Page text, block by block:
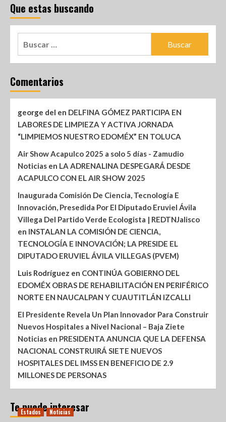
Que estas buscando
Comentarios
george del en DELFINA GÓMEZ PARTICIPA EN
LABORES DE LIMPIEZA Y ACTIVA JORNADA
“LIMPIEMOS NUESTRO EDOMÉX” EN TOLUCA
Air Show Acapulco 2025 a solo 5 días - Zamudio
Noticias en LA ADRENALINA DESPEGARÁ DESDE
ACAPULCO CON EL AIR SHOW 2025
Inaugurada Comisión De Ciencia, Tecnología E
Innovación, Presedida Por El Diputado Eruviel Ávila
Villega Del Partido Verde Ecologista | REDTNJalisco
en INSTALAN LA COMISIÓN DE CIENCIA,
TECNOLOGÍA E INNOVACIÓN; LA PRESIDE EL
DIPUTADO ERUVIEL ÁVILA VILLEGAS (PVEM)
Luis Rodríguez en CONTINÚA GOBIERNO DEL
EDOMÉX OBRAS DE REHABILITACIÓN EN PERIFÉRICO
NORTE EN NAUCALPAN Y CUAUTITLÁN IZCALLI
El Presidente Revela Un Plan Innovador Para Construir
Nuevos Hospitales a Nivel Nacional – Baja Ziete
Noticias en PRESIDENTA ANUNCIA QUE LA DEFENSA
NACIONAL CONSTRUIRÁ SIETE NUEVOS
HOSPITALES DEL IMSS EN BENEFICIO DE 2.9
MILLONES DE PERSONAS
Te puede interesar
Estados Noticias